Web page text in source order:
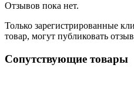
Отзывов пока нет.
Только зарегистрированные
товар, могут публиковать
Сопутствующие товары